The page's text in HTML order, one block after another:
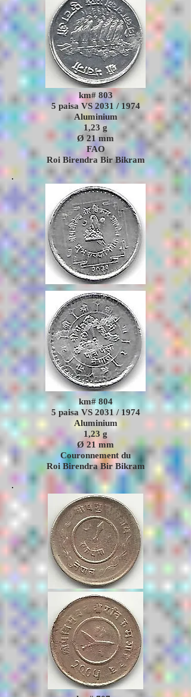
km# 803
5 paisa VS 2031 / 1974
Aluminium
1,23 g
Ø 21 mm
FAO
Roi Birendra Bir Bikram
km# 804
5 paisa VS 2031 / 1974
Aluminium
1,23 g
Ø 21 mm
Couronnement du
Roi Birendra Bir Bikram